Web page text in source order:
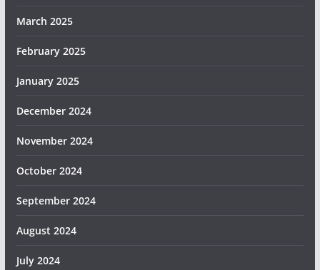
March 2025
February 2025
January 2025
December 2024
November 2024
October 2024
September 2024
August 2024
July 2024